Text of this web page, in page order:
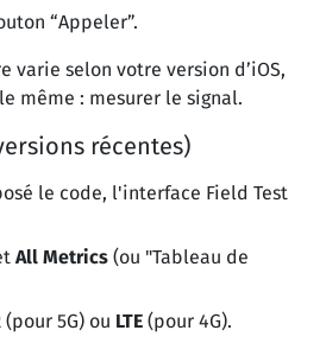
“Appeler”.
varie selon votre version d’iOS,
même : mesurer le signal.
récentes)
le code, l'interface Field Test
All Metrics(ou "Tableau de
(pour 5G) ou LTE(pour 4G).